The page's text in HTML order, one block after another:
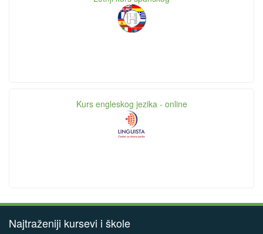
Kurs engleskog jezika - online
Najtraženiji kursevi i škole